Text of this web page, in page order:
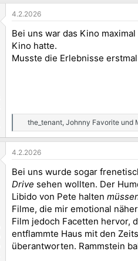
a
k
i
o
n
e
4.2.2026
Bei uns war das Kino
Kino hatte.
Musste die Erlebnisse
e
a
k
i
o
n
e
n
:
the_tenant, Johnny Favorite und
4.2.2026
Bei uns wurde sogar
Drive sehen wollten. Der
Libido von Pete halten
Filme, die mir emotional
Film jedoch Facetten hervor,
entflammte Haus mit den
überantworten. Rammstein